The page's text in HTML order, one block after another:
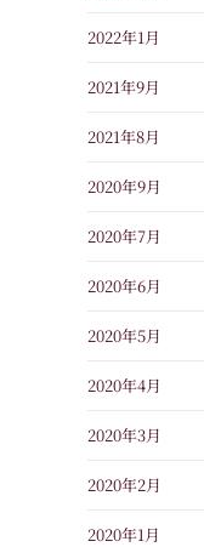
2022年1月
2021年9月
2021年8月
2020年9月
2020年7月
2020年6月
2020年5月
2020年4月
2020年3月
2020年2月
2020年1月